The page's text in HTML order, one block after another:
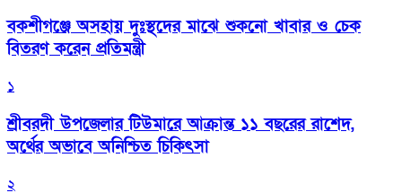
বকশীগঞ্জে অসহায় দুঃস্থদের মাঝে শুকনো খাবার ও চেক
বিতরণ করেন প্রতিমন্ত্রী
১
শ্রীবরদী উপজেলার টিউমারে আক্রান্ত ১১ বছরের রাশেদ,
অর্থের অভাবে অনিশ্চিত চিকিৎসা
২